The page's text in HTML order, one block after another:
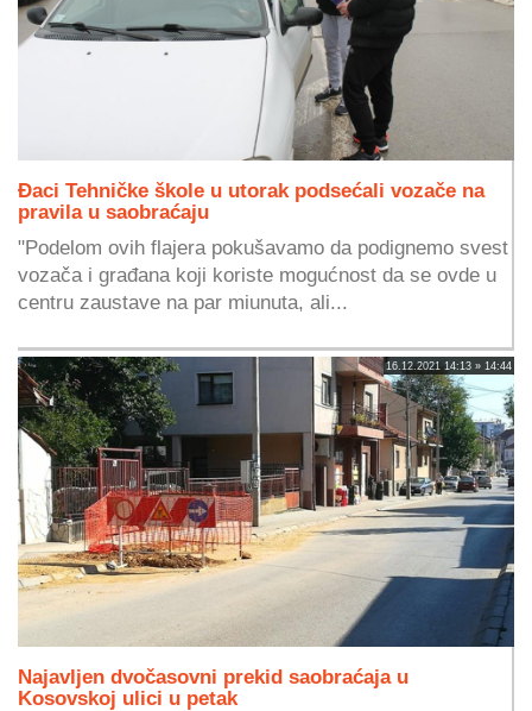
Đaci Tehničke škole u utorak podsećali vozače na
pravila u saobraćaju
"Podelom ovih flajera pokušavamo da podignemo svest
vozača i građana koji koriste mogućnost da se ovde u
centru zaustave na par miunuta, ali...
16.12.2021 14:13 » 14:44
Najavljen dvočasovni prekid saobraćaja u
Kosovskoj ulici u petak